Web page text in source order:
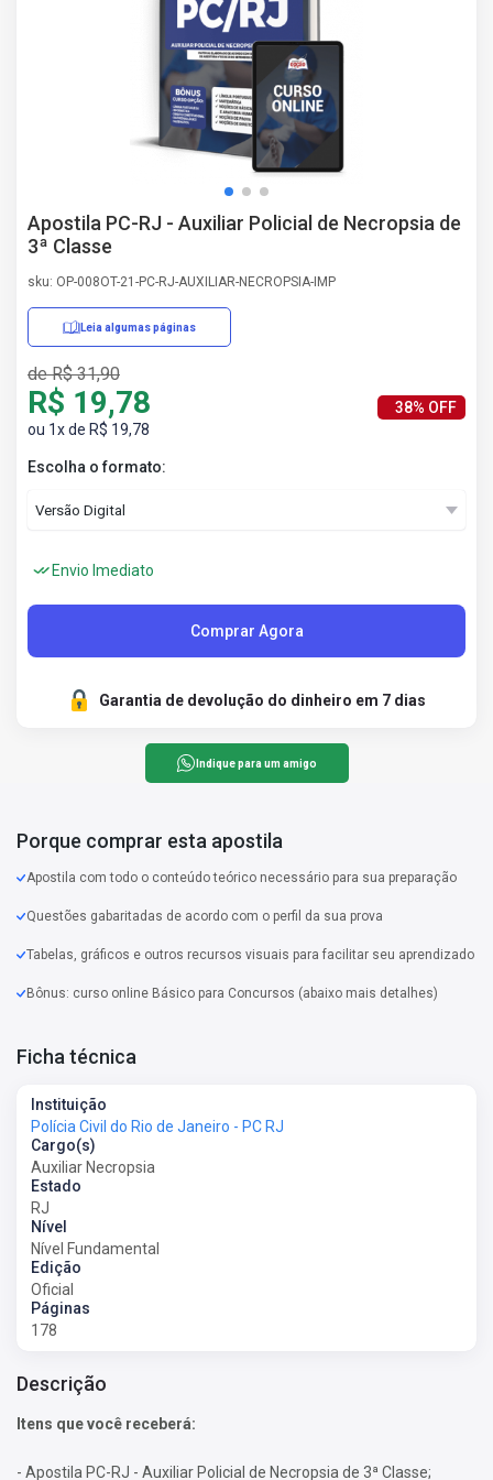
Apostila PC-RJ - Auxiliar Policial de Necropsia de
3ª Classe
sku: OP-008OT-21-PC-RJ-AUXILIAR-NECROPSIA-IMP
Leia algumas páginas
de R$ 31,90
R$ 19,78
ou 1x de R$ 19,78
38% OFF
Escolha o formato:
Envio Imediato
Comprar Agora
Garantia de devolução do dinheiro em 7 dias
Indique para um amigo
Porque comprar esta apostila
Apostila com todo o conteúdo teórico necessário para sua preparação
Questões gabaritadas de acordo com o perfil da sua prova
Tabelas, gráficos e outros recursos visuais para facilitar seu aprendizado
Bônus: curso online Básico para Concursos (abaixo mais detalhes)
Ficha técnica
Instituição
Polícia Civil do Rio de Janeiro - PC RJ
Cargo(s)
Auxiliar Necropsia
Estado
RJ
Nível
Nível Fundamental
Edição
Oficial
Páginas
178
Descrição
Itens que você receberá:
- Apostila PC-RJ - Auxiliar Policial de Necropsia de 3ª Classe;